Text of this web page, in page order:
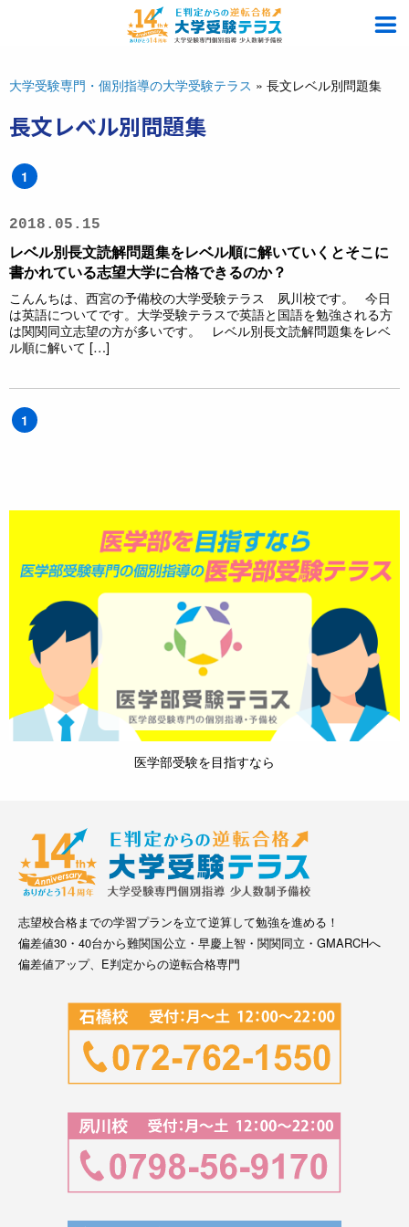
大学受験専門・個別指導の大学受験テラス » 長文レベル別問題集
長文レベル別問題集
1
2018.05.15
レベル別長文読解問題集をレベル順に解いていくとそこに
書かれている志望大学に合格できるのか？
こんんちは、西宮の予備校の大学受験テラス 夙川校です。 今日
は英語についてです。大学受験テラスで英語と国語を勉強される方
は関関同立志望の方が多いです。 レベル別長文読解問題集をレベ
ル順に解いて […]
1
医学部受験を目指すなら
志望校合格までの学習プランを立て逆算して勉強を進める！
偏差値30・40台から難関国公立・早慶上智・関関同立・GMARCHへ
偏差値アップ、E判定からの逆転合格専門